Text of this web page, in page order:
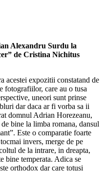
Alexandru Surdu la
de Cristina Nichitus
acestei expozitii constatand de
fotografiilor, care au o tusa
uneori sunt prinse
dar daca ar fi vorba sa ii
domnul Adrian Horezeanu,
bine la limba romana, dansul
Este o comparatie foarte
invers, merge de pe
de la intrare, in dreapta,
bine temperata. Adica se
orthodox dar care totusi